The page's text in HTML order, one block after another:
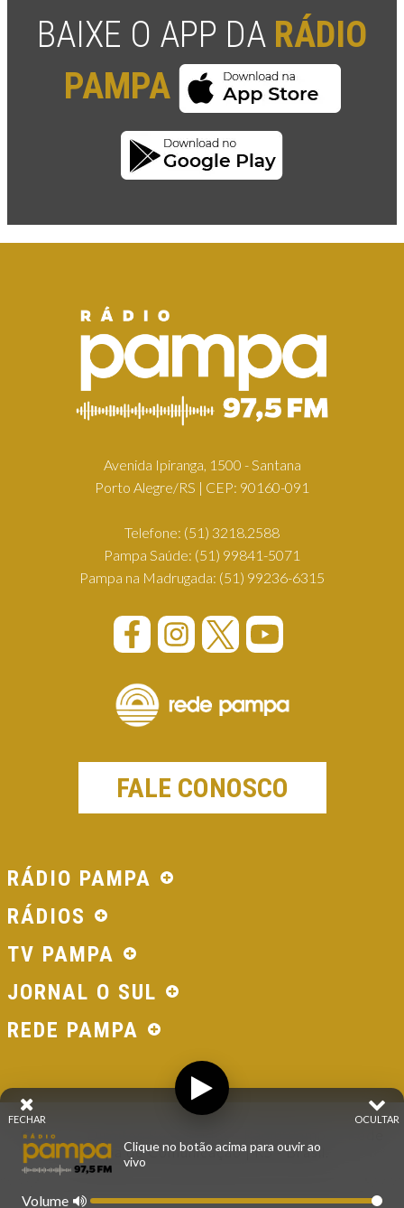
BAIXE O APP DA RÁDIO
PAMPA
Avenida Ipiranga, 1500 - Santana
Porto Alegre/RS | CEP: 90160-091
Telefone: (51) 3218.2588
Pampa Saúde: (51) 99841-5071
Pampa na Madrugada: (51) 99236-6315
FALE CONOSCO
RÁDIO PAMPA
RÁDIOS
TV PAMPA
JORNAL O SUL
REDE PAMPA
© 2026 - Direitos Reservados - Rádio Pampa - Rede
Pampa de Comunicação | RS - Brasil.
OCULTAR
FECHAR
Clique no botão acima para ouvir ao
vivo
Volume